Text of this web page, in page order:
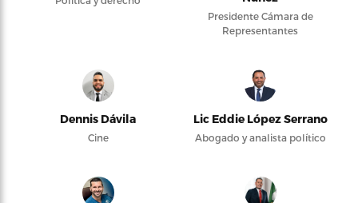
Presidente Cámara de
Representantes
Dennis Dávila
Cine
Lic Eddie López Serrano
Abogado y analista político